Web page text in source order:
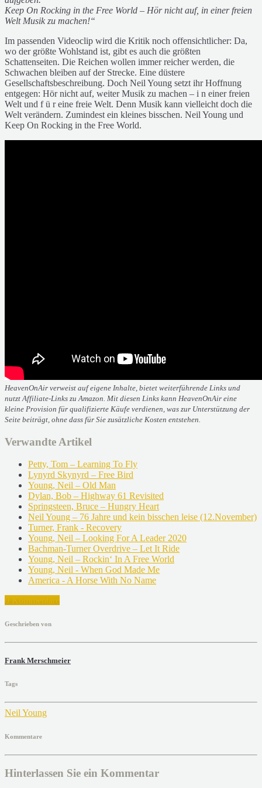
Keep On Rocking in the Free World – Hör nicht auf, in einer freien
Welt Musik zu machen!“
Im passenden Videoclip wird die Kritik noch offensichtlicher: Da,
wo der größte Wohlstand ist, gibt es auch die größten
Schattenseiten. Die Reichen wollen immer reicher werden, die
Schwachen bleiben auf der Strecke. Eine düstere
Gesellschaftsbeschreibung. Doch Neil Young setzt ihr Hoffnung
entgegen: Hör nicht auf, weiter Musik zu machen – i n einer freien
Welt und f ü r eine freie Welt. Denn Musik kann vielleicht doch die
Welt verändern. Zumindest ein kleines bisschen. Neil Young und
Keep On Rocking in the Free World.
HeavenOnAir verweist auf eigene Inhalte, bietet weiterführende Links und
nutzt Affiliate-Links zu Amazon. Mit diesen Links kann HeavenOnAir eine
kleine Provision für qualifizierte Käufe verdienen, was zur Unterstützung der
Seite beiträgt, ohne dass für Sie zusätzliche Kosten entstehen.
Verwandte Artikel
Petty, Tom – Learning To Fly
Lynyrd Skynyrd – Free Bird
Young, Neil – Old Man
Dylan, Bob – Highway 61 Revisited
Springsteen, Bruce – Hungry Heart
Neil Young – 76 Jahre und kein bisschen leise (12.November)
Turner, Frank - Recovery
Young, Neil – Looking For A Leader 2020
Bachman-Turner Overdrive – Let It Ride
Young, Neil – Rockin‘ In A Free World
Young, Neil - When God Made Me
America - A Horse With No Name
Geschrieben von
Frank Merschmeier
Tags
Neil Young
Kommentare
Hinterlassen Sie ein Kommentar